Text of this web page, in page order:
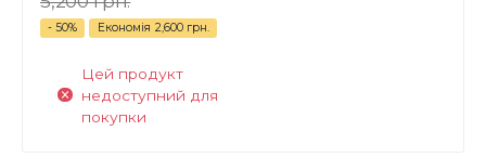
- 50% Економія 2,600 грн.
Цей продукт
недоступний для
покупки